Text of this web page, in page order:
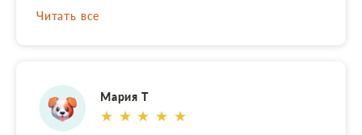
Читать все
Мария Т
★ ★ ★ ★ ★